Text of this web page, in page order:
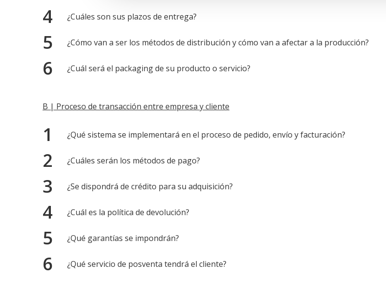
¿Cuáles son sus plazos de entrega?
¿Cómo van a ser los métodos de distribución y cómo van a afectar a la producción?
¿Cuál será el packaging de su producto o servicio?
B | Proceso de transacción entre empresa y cliente
¿Qué sistema se implementará en el proceso de pedido, envío y facturación?
¿Cuáles serán los métodos de pago?
¿Se dispondrá de crédito para su adquisición?
¿Cuál es la política de devolución?
¿Qué garantías se impondrán?
¿Qué servicio de posventa tendrá el cliente?